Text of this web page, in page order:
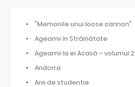
"Memoriile unui loose cannon"
Ageamii în Străinătate
Ageamii la ei Acasă – volumul 2
Andorra
Anii de studentie